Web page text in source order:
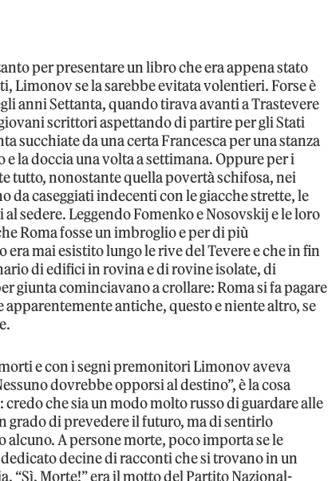
per presentare un libro che era appena stato
Limonov se la sarebbe evitata volentieri. Forse è
anni Settanta, quando tirava avanti a Trastevere
scrittori aspettando di partire per gli Stati
succhiate da una certa Francesca per una stanza
la doccia una volta a settimana. Oppure per i
tutto, nonostante quella povertà schifosa, nei
da caseggiati indecenti con le giacche strette, le
sedere. Leggendo Fomenko e Nosovskij e le loro
Roma fosse un imbroglio e per di più
mai esistito lungo le rive del Tevere e che in fin
di edifici in rovina e di rovine isolate, di
giunta cominciavano a crollare: Roma si fa pagare
apparentemente antiche, questo e niente altro, se
e con i segni premonitori Limonov aveva
dovrebbe opporsi al destino”, è la cosa
che sia un modo molto russo di guardare alle
grado di prevedere il futuro, ma di sentirlo
A persone morte, poco importa se le
decine di racconti che si trovano in un
“Sì, Morte!” era il motto del Partito Nazional-